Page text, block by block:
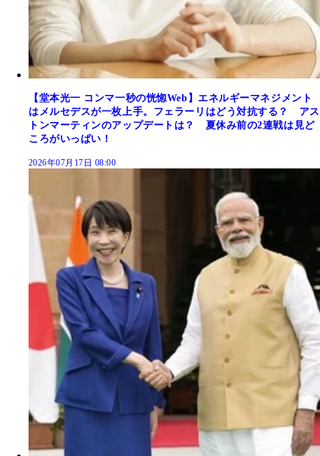
【堂本光一 コンマ一秒の恍惚Web】エネルギーマネジメント
はメルセデスが一枚上手。フェラーリはどう対抗する？ アス
トンマーティンのアップデートは？ 夏休み前の2連戦は見ど
ころがいっぱい！
2026年07月17日 08:00